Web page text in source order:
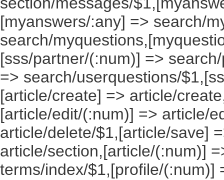
[myanswers/:any] => search/
search/
[sss/partner/(:num)] =>
=> search/userquestions/
[article/create] => article/
[article/edit/(:num)] => article/
article/delete/$1,[article/save]
article/section,[article/(:num)]
terms/index/$1,[profile/(:num)]